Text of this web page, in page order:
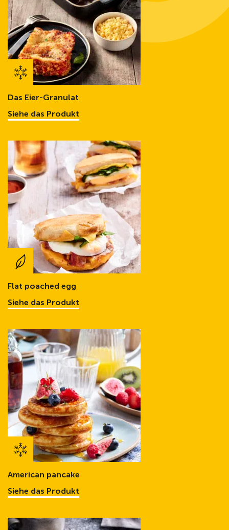
Das Eier-Granulat
Siehe das Produkt
Flat poached egg
Siehe das Produkt
American pancake
Siehe das Produkt